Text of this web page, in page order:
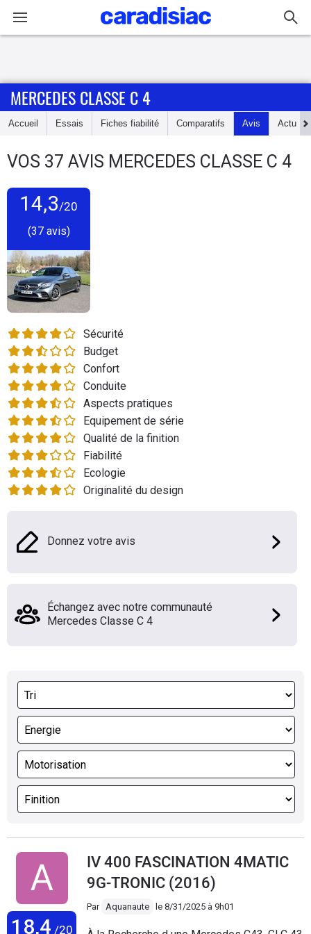
Accueil
Essais
Guide
Electriques
Utilitaires
Flottes
Auto
Services
Forum
Moto
Marques
MERCEDES CLASSE C 4
Accueil Essais Fiches fiabilité Comparatifs Avis Actu
VOS 37 AVIS MERCEDES CLASSE C 4
14,3/20
(37 avis)
Sécurité
Budget
Confort
Conduite
Aspects pratiques
Equipement de série
Qualité de la finition
Fiabilité
Ecologie
Originalité du design
Donnez votre avis
Échangez avec notre communauté
Mercedes Classe C 4
18,4 /20
IV 400 FASCINATION 4MATIC
9G-TRONIC (2016)
Par Aquanaute le 8/31/2025 à 9h01